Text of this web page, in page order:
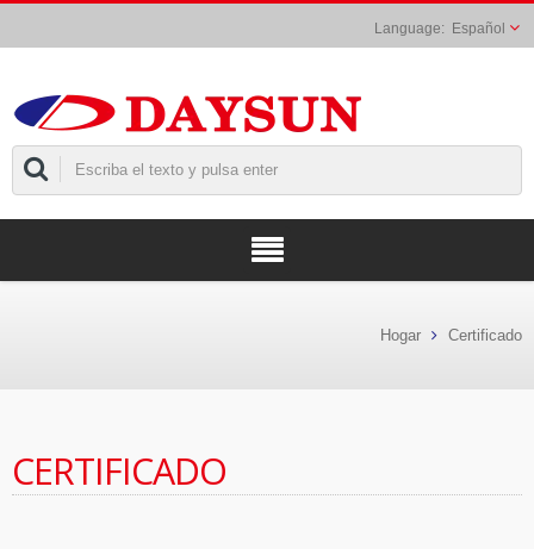
Español
Hogar Certificado
CERTIFICADO